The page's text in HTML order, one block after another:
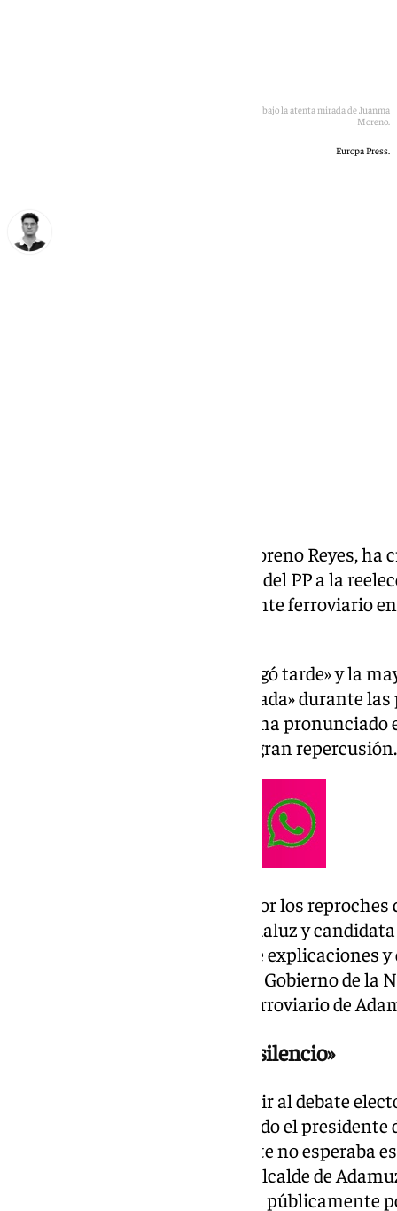
Rafael Moreno Reyes, alcalde de Adamuz, se dirige a la prensa bajo la atenta mirada de Juanma
Moreno.
Europa Press.
El alcalde de Adamuz, Rafael Moreno Reyes,
Junta de Andalucía y candidato del PP a la
«utilización política» del accidente ferroviario
Rafael asegura que «la ayuda llegó tarde» y la
«sin atención sanitaria organizada» durante
De esta forma sorprendente se ha
sociales, el cual, ha tenido una gran repercusión.
Esta polémica llega originada por los
secretaria general del PSOE andaluz y
María Jesús Montero, la falta de explicaciones
responsabilidades por parte del Gobierno de la
de 100 días desde el siniestro ferroviario de
El alcalde prefiere «guardar silencio»
«Estaba tardando mucho en salir al debate
Adamuz. Finalmente lo ha sacado el
Juanma Moreno, y sinceramente no esperaba
tan doloroso», ha asegurado el alcalde de
había pronunciado hasta ahora públicamente